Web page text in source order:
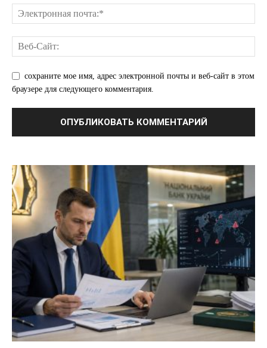
сохраните мое имя, адрес электронной почты и веб-сайт в этом
браузере для следующего комментария.